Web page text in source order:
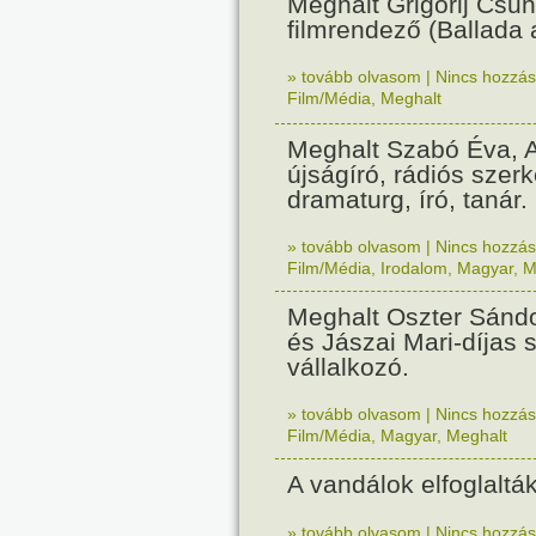
filmrendező (Ballada
» tovább olvasom | Nincs
Film/Média
Meghalt
Meghalt Szabó Éva,
újságíró, rádiós
dramaturg, író, tanár.
» tovább olvasom | Nincs
Film/Média
Irodalom Magyar,
Meghalt Oszter
és Jászai Mari-díjas
vállalkozó.
» tovább olvasom | Nincs
Film/Média
Magyar, Meghalt
A vandálok